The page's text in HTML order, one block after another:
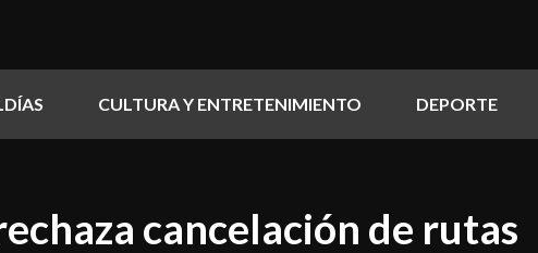
CULTURA Y ENTRETENIMIENTO DEPORTE
cancelación de rutas